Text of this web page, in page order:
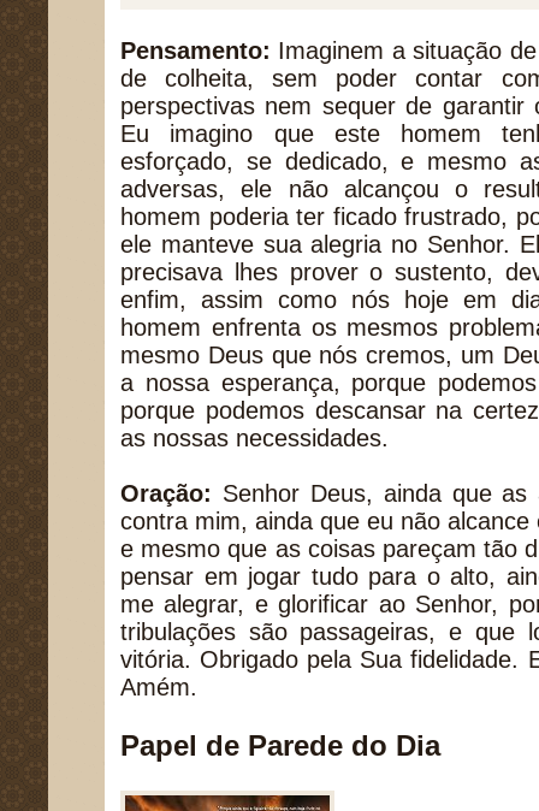
Pensamento: Imaginem a situação
de colheita, sem poder contar
perspectivas nem sequer de garantir
Eu imagino que este homem
esforçado, se dedicado, e mesmo
adversas, ele não alcançou o
homem poderia ter ficado frustrado,
ele manteve sua alegria no Senhor.
precisava lhes prover o sustento,
enfim, assim como nós hoje em
homem enfrenta os mesmos
mesmo Deus que nós cremos, um
a nossa esperança, porque
porque podemos descansar na
as nossas necessidades.
Oração: Senhor Deus, ainda que as
contra mim, ainda que eu não
e mesmo que as coisas pareçam tão
pensar em jogar tudo para o alto,
me alegrar, e glorificar ao Senhor,
tribulações são passageiras, e que
vitória. Obrigado pela Sua fidelidade.
Amém.
Papel de Parede do Dia